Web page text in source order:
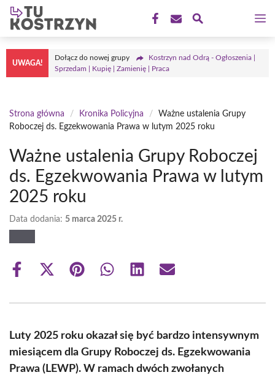
Przejdź
treści
UWAGA!
Dołącz do nowej grupy
Kostrzyn nad Odrą - Ogłoszenia |
Sprzedam | Kupię | Zamienię | Praca
Strona główna / Kronika Policyjna /
Ważne ustalenia Grupy
Roboczej ds. Egzekwowania Prawa w lutym 2025 roku
Ważne ustalenia Grupy Roboczej
ds. Egzekwowania Prawa w lutym
2025 roku
Data dodania: 5 marca 2025 r.
Share
Share
(Twitter)
Share Share Share Share
Luty 2025 roku okazał się być bardzo intensywnym
miesiącem dla Grupy Roboczej ds. Egzekwowania
Prawa (LEWP). W ramach dwóch zwołanych